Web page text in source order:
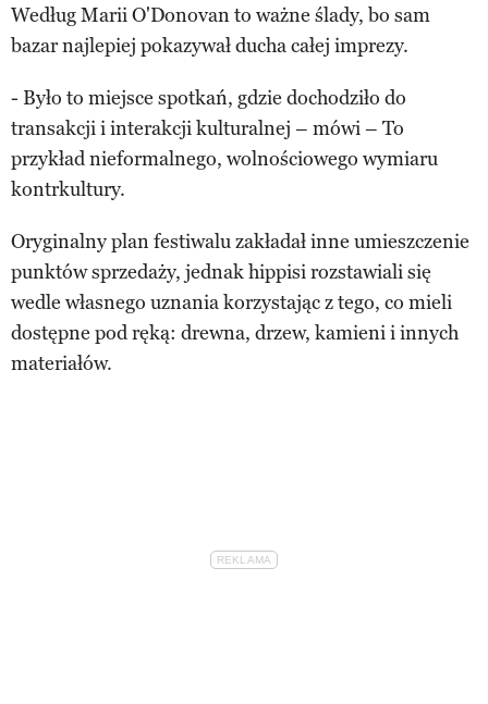
Według Marii O'Donovan to ważne ślady, bo sam
bazar najlepiej pokazywał ducha całej imprezy.
- Było to miejsce spotkań, gdzie dochodziło do
transakcji i interakcji kulturalnej – mówi – To
przykład nieformalnego, wolnościowego wymiaru
kontrkultury.
Oryginalny plan festiwalu zakładał inne umieszczenie
punktów sprzedaży, jednak hippisi rozstawiali się
wedle własnego uznania korzystając z tego, co mieli
dostępne pod ręką: drewna, drzew, kamieni i innych
materiałów.